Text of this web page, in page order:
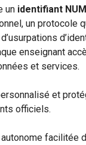
un identifiant
un protocole
enseignant
et services.
et
officiels.
facilitée